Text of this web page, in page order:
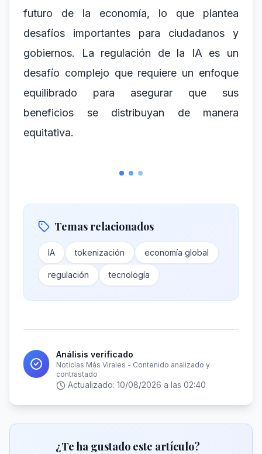
futuro de la economía, lo que plantea
desafíos importantes para ciudadanos y
gobiernos. La regulación de la IA es un
desafío complejo que requiere un enfoque
equilibrado para asegurar que sus
beneficios se distribuyan de manera
equitativa.
Temas relacionados
IA tokenización economía global
regulación tecnología
Análisis verificado
Noticias Más Virales - Contenido analizado y
contrastado
Actualizado: 10/08/2026 a las 02:40
¿Te ha gustado este artículo?